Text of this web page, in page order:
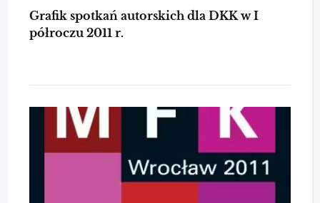
Grafik spotkań autorskich dla DKK w I
półroczu 2011 r.